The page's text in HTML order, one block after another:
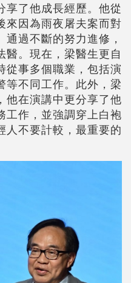
享了他成長經歷。他從
來因為雨夜屠夫案而對
過不斷的努力進修，
醫。現在，梁醫生更自
從事多個職業，包括演
等不同工作。此外，梁
他在演講中更分享了他
工作，並強調穿上白袍
人不要計較，最重要的